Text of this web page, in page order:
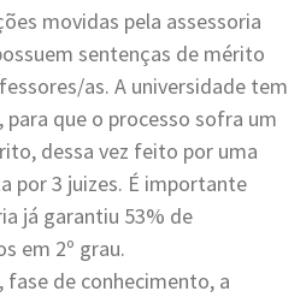
movidas pela assessoria
sentenças de mérito
as. A universidade tem
para que o processo sofra um
dessa vez feito por uma
por 3 juizes. É importante
já garantiu 53% de
em 2º grau.
de conhecimento, a